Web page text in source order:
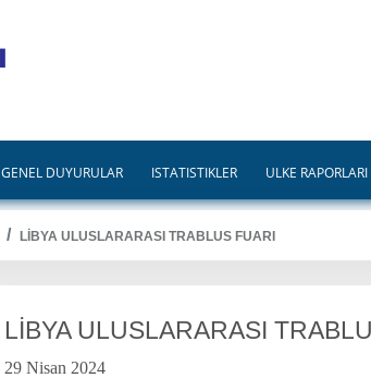
GENEL DUYURULAR İSTATİSTİKLER ÜLKE RAPORLARI
LİBYA ULUSLARARASI TRABLUS FUARI
LİBYA ULUSLARARASI
29 Nisan 2024